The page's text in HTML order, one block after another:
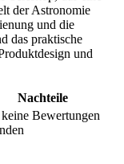
der Astronomie
und die
das praktische
und
Nachteile
Bewertungen